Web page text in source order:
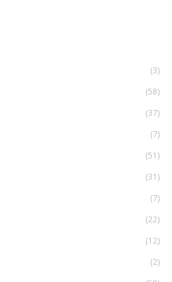
(3)
(58)
(37)
(7)
(51)
(31)
(7)
(22)
(12)
(2)